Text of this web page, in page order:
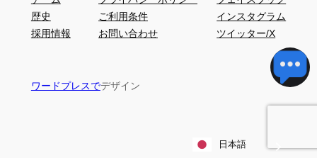
歴史
採用情報
ご利用条件
お問い合わせ
インスタグラム
ツイッター/X
ワードプレスでデザイン
日本語